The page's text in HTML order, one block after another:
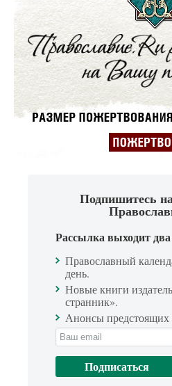
Подпишитесь
Рассылка выходит
Православный
день.
Новые книги
странник».
Анонсы предстоящих